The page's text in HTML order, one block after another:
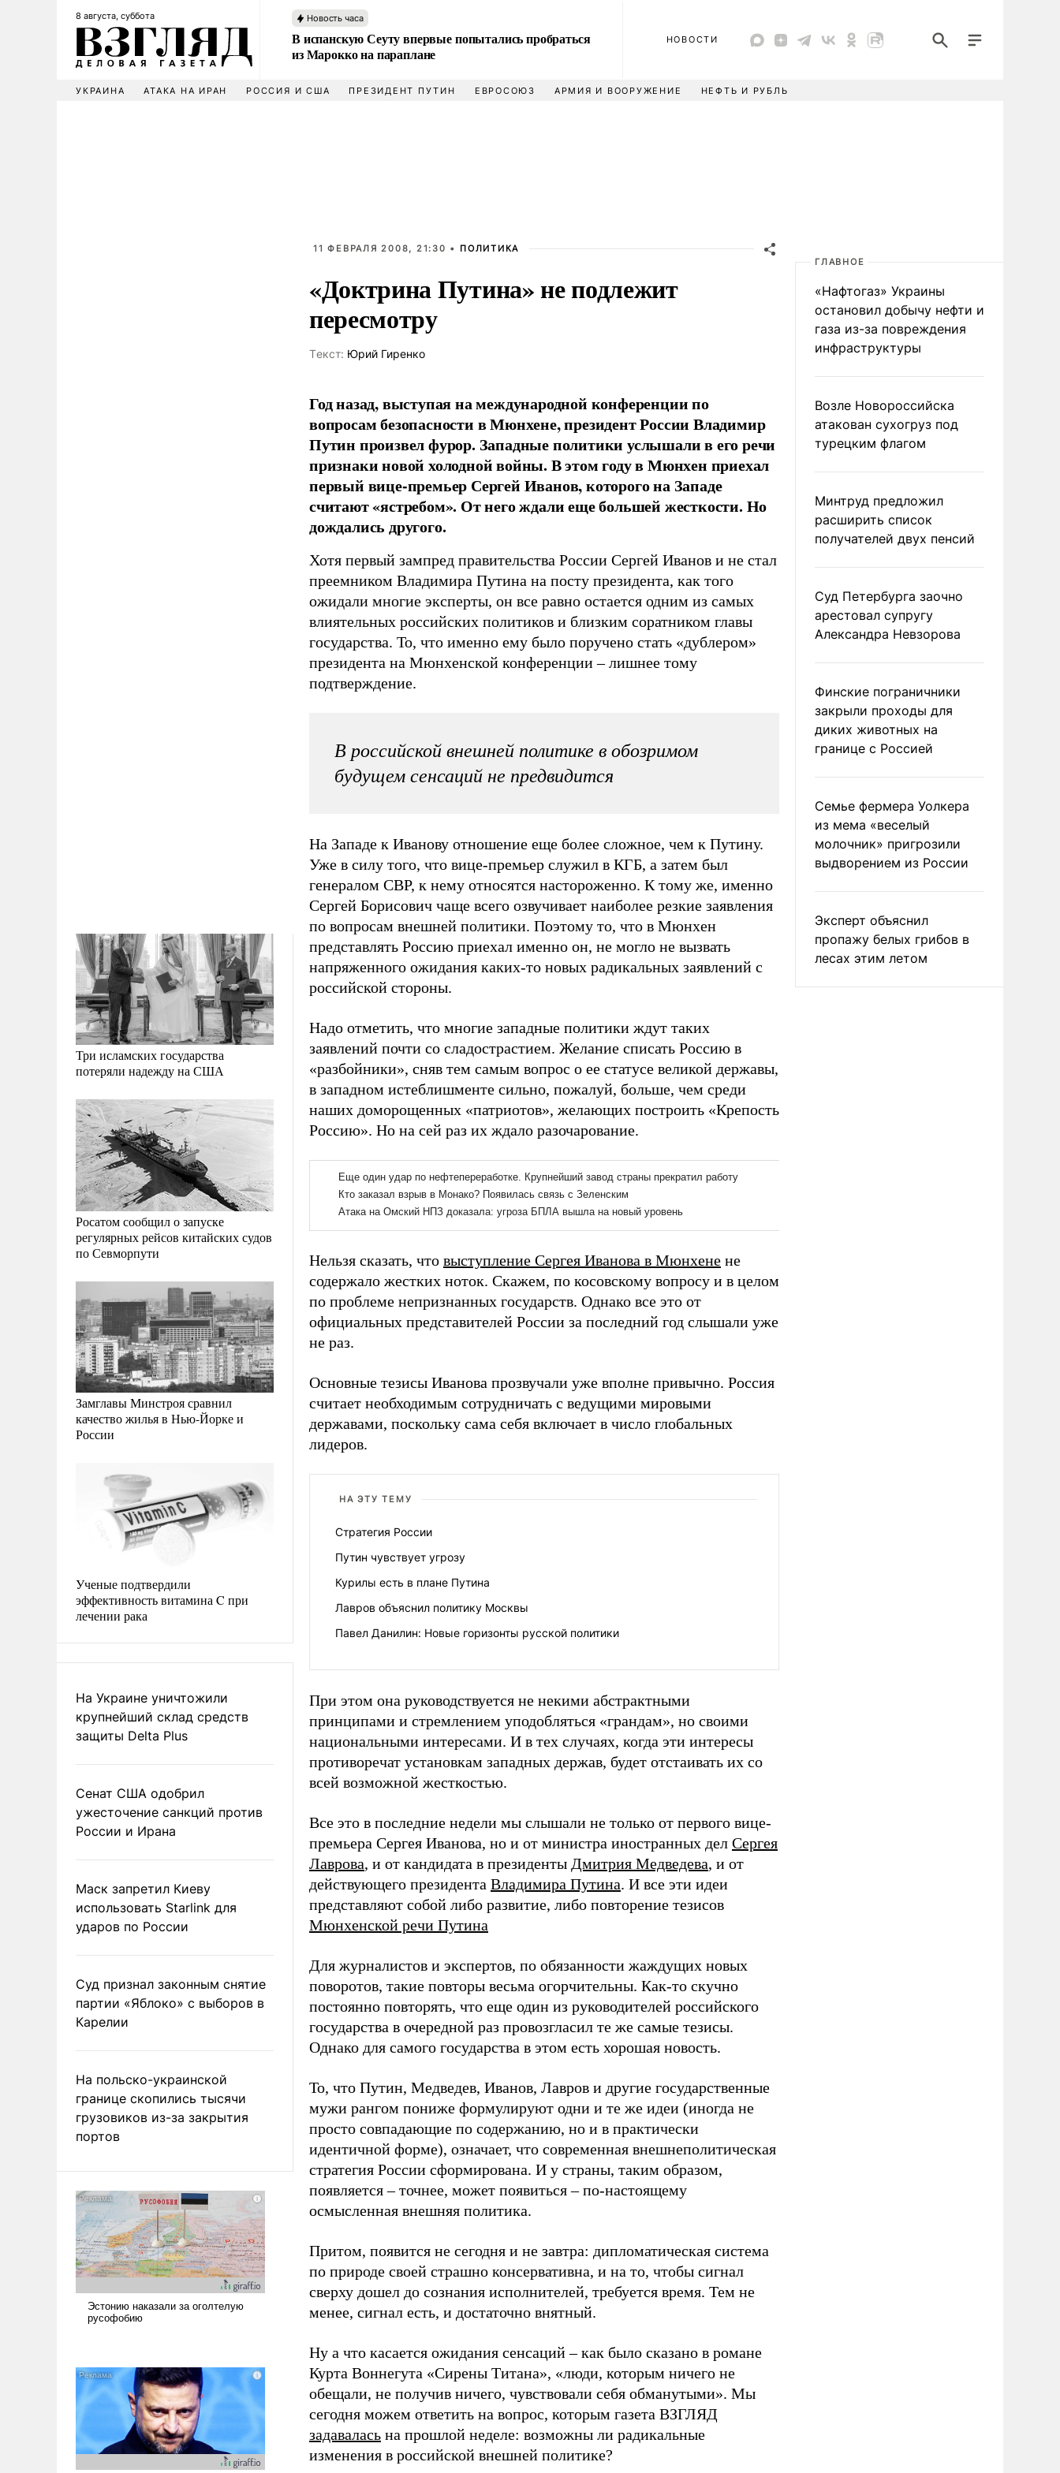
8 августа, суббота Новость часа
В испанскую Сеуту впервые попытались пробраться
из Марокко на параплане
НОВОСТИ
УКРАИНА АТАКА НА ИРАН РОССИЯ И США ПРЕЗИДЕНТ ПУТИН ЕВРОСОЮЗ АРМИЯ И ВООРУЖЕНИЕ НЕФТЬ И РУБЛЬ
Три исламских государства
потеряли надежду на США
Росатом сообщил о запуске
регулярных рейсов китайских судов
по Севморпути
Замглавы Минстроя сравнил
качество жилья в Нью-Йорке и
России
Ученые подтвердили
эффективность витамина C при
лечении рака
На Украине уничтожили
крупнейший склад средств
защиты Delta Plus
Сенат США одобрил
ужесточение санкций против
России и Ирана
Маск запретил Киеву
использовать Starlink для
ударов по России
Суд признал законным снятие
партии «Яблоко» с выборов в
Карелии
На польско-украинской
границе скопились тысячи
грузовиков из-за закрытия
портов
11 ФЕВРАЛЯ 2008, 21:30 • ПОЛИТИКА
«Доктрина Путина» не подлежит
пересмотру
Tекст: Юрий Гиренко
Год назад, выступая на международной конференции по
вопросам безопасности в Мюнхене, президент России Владимир
Путин произвел фурор. Западные политики услышали в его речи
признаки новой холодной войны. В этом году в Мюнхен приехал
первый вице-премьер Сергей Иванов, которого на Западе
считают «ястребом». От него ждали еще большей жесткости. Но
дождались другого.
Хотя первый зампред правительства России Сергей Иванов и не стал
преемником Владимира Путина на посту президента, как того
ожидали многие эксперты, он все равно остается одним из самых
влиятельных российских политиков и близким соратником главы
государства. То, что именно ему было поручено стать «дублером»
президента на Мюнхенской конференции – лишнее тому
подтверждение.
В российской внешней политике в обозримом
будущем сенсаций не предвидится
На Западе к Иванову отношение еще более сложное, чем к Путину.
Уже в силу того, что вице-премьер служил в КГБ, а затем был
генералом СВР, к нему относятся настороженно. К тому же, именно
Сергей Борисович чаще всего озвучивает наиболее резкие заявления
по вопросам внешней политики. Поэтому то, что в Мюнхен
представлять Россию приехал именно он, не могло не вызвать
напряженного ожидания каких-то новых радикальных заявлений с
российской стороны.
Надо отметить, что многие западные политики ждут таких
заявлений почти со сладострастием. Желание списать Россию в
«разбойники», сняв тем самым вопрос о ее статусе великой державы,
в западном истеблишменте сильно, пожалуй, больше, чем среди
наших доморощенных «патриотов», желающих построить «Крепость
Россию». Но на сей раз их ждало разочарование.
Нельзя сказать, что выступление Сергея Иванова в Мюнхене не
содержало жестких ноток. Скажем, по косовскому вопросу и в целом
по проблеме непризнанных государств. Однако все это от
официальных представителей России за последний год слышали уже
не раз.
Основные тезисы Иванова прозвучали уже вполне привычно. Россия
считает необходимым сотрудничать с ведущими мировыми
державами, поскольку сама себя включает в число глобальных
лидеров.
НА ЭТУ ТЕМУ
Стратегия России
Путин чувствует угрозу
Курилы есть в плане Путина
Лавров объяснил политику Москвы
Павел Данилин: Новые горизонты русской политики
При этом она руководствуется не некими абстрактными
принципами и стремлением уподобляться «грандам», но своими
национальными интересами. И в тех случаях, когда эти интересы
противоречат установкам западных держав, будет отстаивать их со
всей возможной жесткостью.
Все это в последние недели мы слышали не только от первого вице-
премьера Сергея Иванова, но и от министра иностранных дел Сергея
Лаврова, и от кандидата в президенты Дмитрия Медведева, и от
действующего президента Владимира Путина. И все эти идеи
представляют собой либо развитие, либо повторение тезисов
Мюнхенской речи Путина
Для журналистов и экспертов, по обязанности жаждущих новых
поворотов, такие повторы весьма огорчительны. Как-то скучно
постоянно повторять, что еще один из руководителей российского
государства в очередной раз провозгласил те же самые тезисы.
Однако для самого государства в этом есть хорошая новость.
То, что Путин, Медведев, Иванов, Лавров и другие государственные
мужи рангом пониже формулируют одни и те же идеи (иногда не
просто совпадающие по содержанию, но и в практически
идентичной форме), означает, что современная внешнеполитическая
стратегия России сформирована. И у страны, таким образом,
появляется – точнее, может появиться – по-настоящему
осмысленная внешняя политика.
Притом, появится не сегодня и не завтра: дипломатическая система
по природе своей страшно консервативна, и на то, чтобы сигнал
сверху дошел до сознания исполнителей, требуется время. Тем не
менее, сигнал есть, и достаточно внятный.
Ну а что касается ожидания сенсаций – как было сказано в романе
Курта Воннегута «Сирены Титана», «люди, которым ничего не
обещали, не получив ничего, чувствовали себя обманутыми». Мы
сегодня можем ответить на вопрос, которым газета ВЗГЛЯД
задавалась на прошлой неделе: возможны ли радикальные
изменения в российской внешней политике?
ГЛАВНОЕ
«Нафтогаз» Украины
остановил добычу нефти и
газа из-за повреждения
инфраструктуры
Возле Новороссийска
атакован сухогруз под
турецким флагом
Минтруд предложил
расширить список
получателей двух пенсий
Суд Петербурга заочно
арестовал супругу
Александра Невзорова
Финские пограничники
закрыли проходы для
диких животных на
границе с Россией
Семье фермера Уолкера
из мема «веселый
молочник» пригрозили
выдворением из России
Эксперт объяснил
пропажу белых грибов в
лесах этим летом